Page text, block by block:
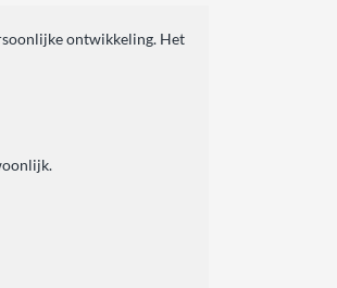
ontwikkeling. Het